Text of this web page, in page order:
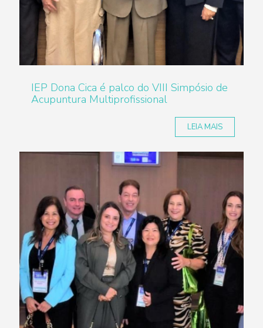
IEP Dona Cica é palco do VIII Simpósio de
Acupuntura Multiprofissional
LEIA MAIS